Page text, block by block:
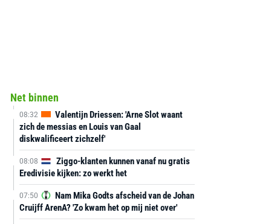
Net binnen
08:32
Valentijn Driessen: 'Arne Slot waant
zich de messias en Louis van Gaal
diskwalificeert zichzelf'
08:08
Ziggo-klanten kunnen vanaf nu gratis
Eredivisie kijken: zo werkt het
07:50
Nam Mika Godts afscheid van de Johan
Cruijff ArenA? 'Zo kwam het op mij niet over'